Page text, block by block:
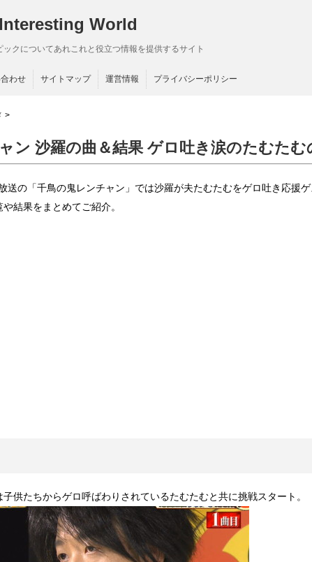
World
ックについてあれこれと役立つ情報を提供するサイト
わせ サイトマップ 運営情報 プライバシーポリシー
>
ン 沙羅の曲＆結果 ゲロ吐き涙のたむた
送の「千鳥の鬼レンチャン」では沙羅が夫たむたむをゲロ吐き応援
結果をまとめてご紹介。
供たちからゲロ呼ばわりされているたむたむと共に挑戦スタート。